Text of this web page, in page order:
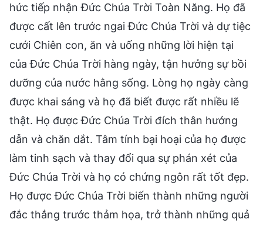
hức tiếp nhận Đức Chúa Trời Toàn Năng. Họ đã
được cất lên trước ngai Đức Chúa Trời và dự tiệc
cưới Chiên con, ăn và uống những lời hiện tại
của Đức Chúa Trời hàng ngày, tận hưởng sự bồi
dưỡng của nước hằng sống. Lòng họ ngày càng
được khai sáng và họ đã biết được rất nhiều lẽ
thật. Họ được Đức Chúa Trời đích thân hướng
dẫn và chăn dắt. Tâm tính bại hoại của họ được
làm tinh sạch và thay đổi qua sự phán xét của
Đức Chúa Trời và họ có chứng ngôn rất tốt đẹp.
Họ được Đức Chúa Trời biến thành những người
đắc thắng trước thảm họa, trở thành những quả